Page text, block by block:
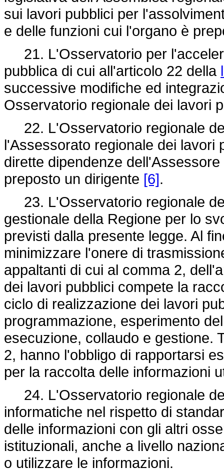
sui lavori pubblici per
e delle funzioni cui l'organo è
21. L'Osservatorio per
pubblica di cui all'articolo 22 della
successive modifiche ed
Osservatorio regionale dei lavori
22. L'Osservatorio regionale
l'Assessorato regionale dei lavori
dirette dipendenze
preposto un dirigente [6].
23. L'Osservatorio regionale
gestionale della Regione per lo
previsti dalla presente legge. Al
minimizzare l'onere di
appaltanti di cui al comma 2,
dei lavori pubblici compete la
ciclo di realizzazione dei lavori
programmazione, esperimento
esecuzione, collaudo e gestione.
2, hanno l'obbligo di rapportarsi
per la raccolta delle informazioni
24. L'Osservatorio regionale
informatiche nel rispetto di
delle informazioni con gli altri
istituzionali, anche a livello
o utilizzare le informazioni.